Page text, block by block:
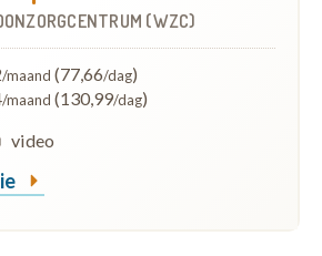
(WZC)
/maand (77,66/dag)
/maand (130,99/dag)
video